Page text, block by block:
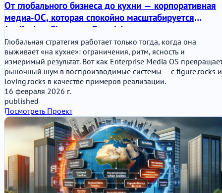
От глобального бизнеса до кухни — корпоративная
медиа-ОС, которая спокойно масштабируется
(stajic.de + Showcase Portals)
Глобальная стратегия работает только тогда, когда она
выживает «на кухне»: ограничения, ритм, ясность и
измеримый результат. Вот как Enterprise Media OS
рыночный шум в воспроизводимые системы — с figure.rocks и
loving.rocks в качестве примеров реализации.
16 февраля 2026 г.
published
Посмотреть Проект